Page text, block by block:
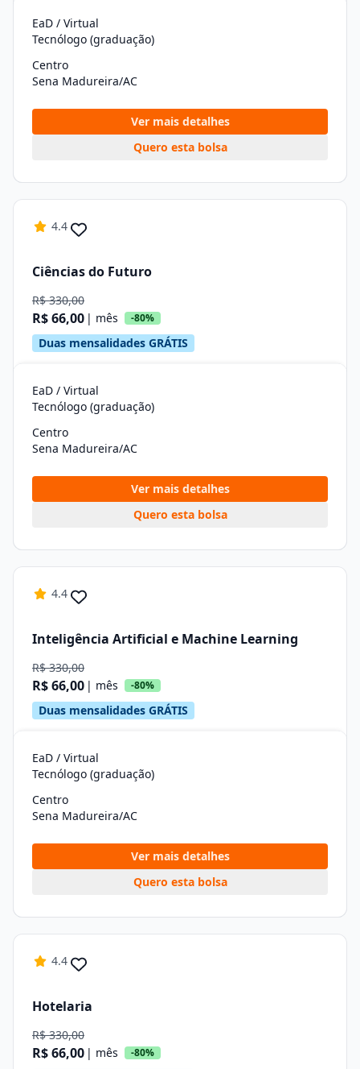
EaD / Virtual
Tecnólogo (graduação)
Centro
Sena Madureira/AC
Ver mais detalhes
Quero esta bolsa
4.4
Ciências do Futuro
R$ 330,00
R$ 66,00 | mês -80%
Duas mensalidades GRÁTIS
EaD / Virtual
Tecnólogo (graduação)
Centro
Sena Madureira/AC
Ver mais detalhes
Quero esta bolsa
4.4
Inteligência Artificial e Machine Learning
R$ 330,00
R$ 66,00 | mês -80%
Duas mensalidades GRÁTIS
EaD / Virtual
Tecnólogo (graduação)
Centro
Sena Madureira/AC
Ver mais detalhes
Quero esta bolsa
4.4
Hotelaria
R$ 330,00
R$ 66,00 | mês -80%